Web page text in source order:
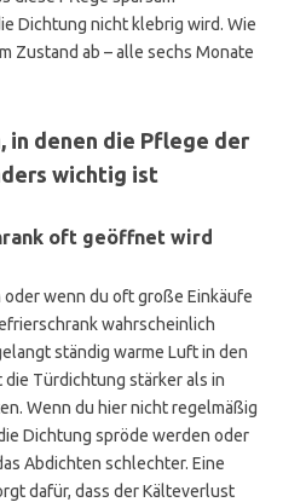
Dichtung nicht klebrig wird. Wie
Zustand ab – alle sechs Monate
denen die Pflege der
wichtig ist
oft geöffnet wird
oder wenn du oft große Einkäufe
wahrscheinlich
ständig warme Luft in den
Türdichtung stärker als in
Wenn du hier nicht regelmäßig
Dichtung spröde werden oder
Abdichten schlechter. Eine
dafür, dass der Kälteverlust